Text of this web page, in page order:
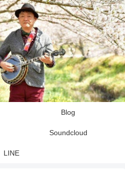
Blog
Soundcloud
LINE